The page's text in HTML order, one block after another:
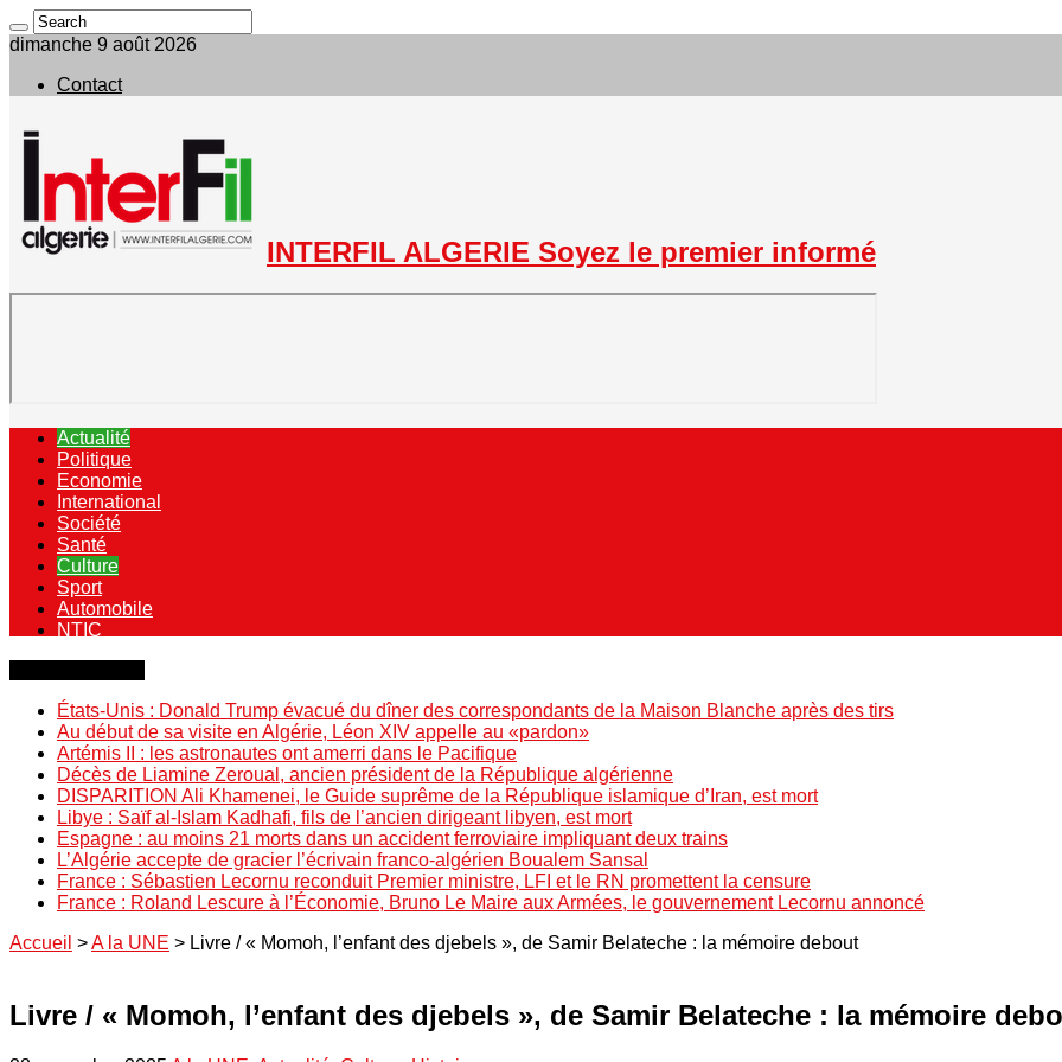
dimanche 9 août 2026
Contact
INTERFIL ALGERIE Soyez le premier informé
Actualité
Politique
Economie
International
Société
Santé
Culture
Sport
Automobile
NTIC
États-Unis : Donald Trump évacué du dîner des correspondants de la Maison Blanche après des tirs
Au début de sa visite en Algérie, Léon XIV appelle au «pardon»
Artémis II : les astronautes ont amerri dans le Pacifique
Décès de Liamine Zeroual, ancien président de la République algérienne
DISPARITION Ali Khamenei, le Guide suprême de la République islamique d’Iran, est mort
Libye : Saïf al-Islam Kadhafi, fils de l’ancien dirigeant libyen, est mort
Espagne : au moins 21 morts dans un accident ferroviaire impliquant deux trains
L’Algérie accepte de gracier l’écrivain franco-algérien Boualem Sansal
France : Sébastien Lecornu reconduit Premier ministre, LFI et le RN promettent la censure
France : Roland Lescure à l’Économie, Bruno Le Maire aux Armées, le gouvernement Lecornu annoncé
Accueil >A la UNE > Livre / « Momoh, l’enfant des djebels », de Samir Belateche : la mémoire debout
Livre / « Momoh, l’enfant des djebels », de Samir Belateche : la mémoire